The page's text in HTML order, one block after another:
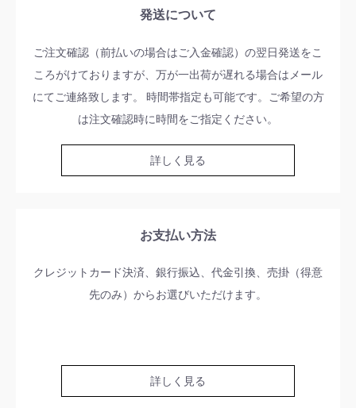
発送について
ご注文確認（前払いの場合はご入金確認）の翌日発送をこ
ころがけておりますが、万が一出荷が遅れる場合はメール
にてご連絡致します。 時間帯指定も可能です。ご希望の方
は注文確認時に時間をご指定ください。
詳しく見る
お支払い方法
クレジットカード決済、銀行振込、代金引換、売掛（得意
先のみ）からお選びいただけます。
詳しく見る